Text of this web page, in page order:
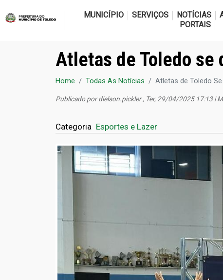
MUNICÍPIO SERVIÇOS NOTÍCIAS
PORTAIS
Atletas de Toledo se
Home Todas As Notícias Atletas de Toledo
Publicado pordielson.pickler, Ter, 29/04/2025 17:13 |
Categoria Esportes e Lazer